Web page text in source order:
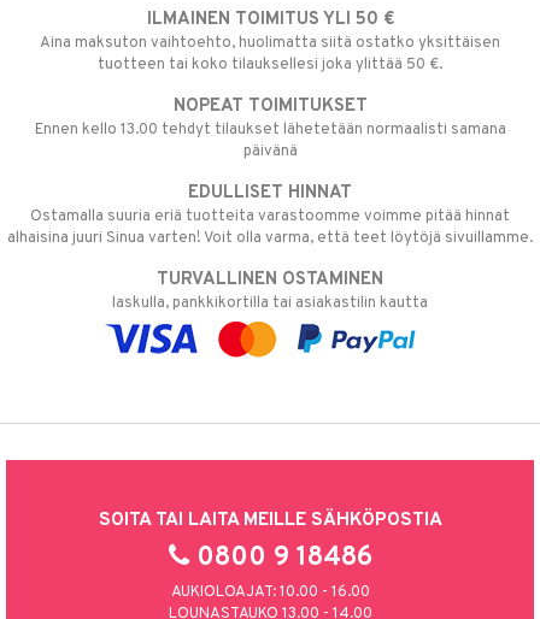
ILMAINEN TOIMITUS YLI 50 €
Aina maksuton vaihtoehto, huolimatta siitä ostatko yksittäisen
tuotteen tai koko tilauksellesi joka ylittää 50 €.
NOPEAT TOIMITUKSET
Ennen kello 13.00 tehdyt tilaukset lähetetään normaalisti samana
päivänä
EDULLISET HINNAT
Ostamalla suuria eriä tuotteita varastoomme voimme pitää hinnat
alhaisina juuri Sinua varten! Voit olla varma, että teet löytöjä sivuillamme.
TURVALLINEN OSTAMINEN
laskulla, pankkikortilla tai asiakastilin kautta
SOITA TAI LAITA MEILLE SÄHKÖPOSTIA
0800 9 18486
AUKIOLOAJAT: 10.00 - 16.00
LOUNASTAUKO 13.00 - 14.00